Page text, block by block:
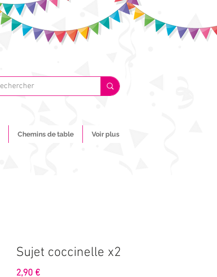
Chemins de table Voir plus
Sujet coccinelle x2
2,90 €Prix